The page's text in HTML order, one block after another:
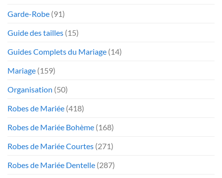
Garde-Robe (91)
Guide des tailles (15)
Guides Complets du Mariage (14)
Mariage (159)
Organisation (50)
Robes de Mariée (418)
Robes de Mariée Bohème (168)
Robes de Mariée Courtes (271)
Robes de Mariée Dentelle (287)